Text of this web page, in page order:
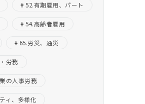
52.有期雇用、パート
54.高齢者雇用
65.労災、通災
労務
の人事労務
ィ、多様化